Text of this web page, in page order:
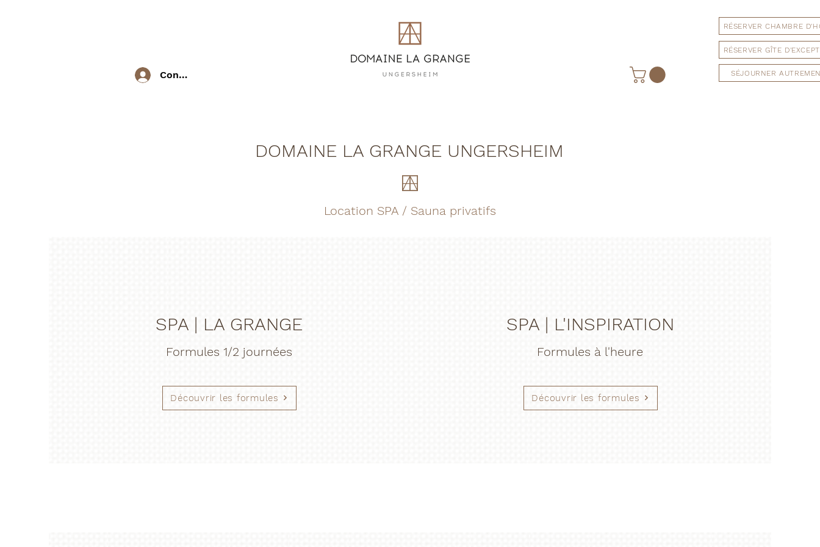
RÉSERVER CHAMBRE
RÉSERVER GÎTE
SÉJOURNER
DOMAINE LA GRANGE UNGERSHEIM
Location SPA / Sauna privatifs
SPA | LA GRANGE
Formules 1/2 journées
Découvrir les formules
SPA | L'INSPIRATION
Formules à l'heure
Découvrir les formules